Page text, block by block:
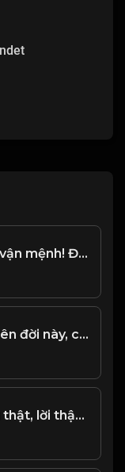
Tâm thái quyết định vận mệnh! Đạo
Điều khó hiểu nhất trên đời này, chính là Lường Người! Đạo
Lời hoa mỹ thì không thật, lời thật thì khó nghe! & Đạo